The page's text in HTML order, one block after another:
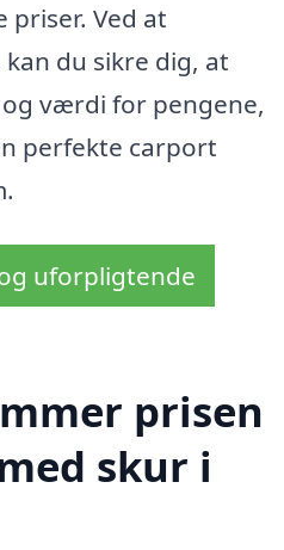
Ved at
du sikre dig, at
værdi for pengene,
perfekte carport
uforpligtende
prisen
skur i